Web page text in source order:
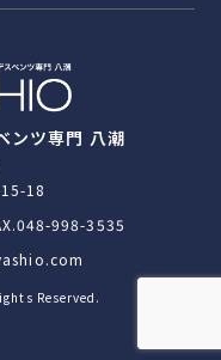
ンツ専門 八潮
18
998-3535
Reserved.